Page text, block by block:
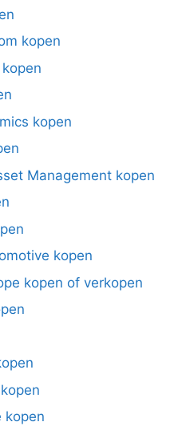
kopen
kopen
Management kopen
kopen
kopen of verkopen
kopen